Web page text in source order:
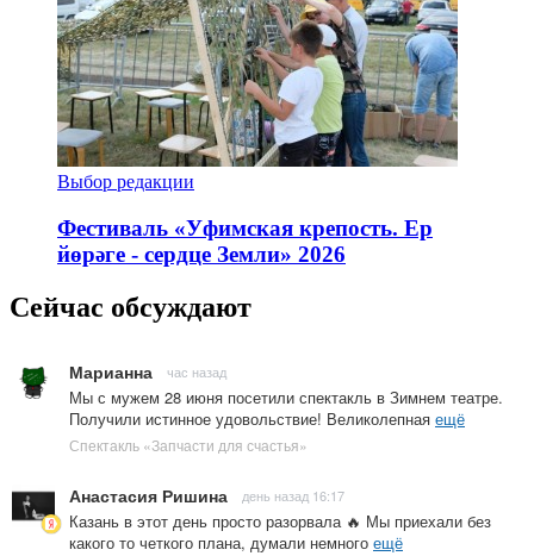
Выбор редакции
Фестиваль «Уфимская крепость. Ер
йөрәге - сердце Земли» 2026
Сейчас обсуждают
Марианна час назад
Мы с мужем 28 июня посетили спектакль в Зимнем театре.
Получили истинное удовольствие! Великолепная ещё
Спектакль «Запчасти для счастья»
Анастасия Ришина день назад 16:17
Казань в этот день просто разорвала 🔥 Мы приехали без
какого то четкого плана, думали немного ещё